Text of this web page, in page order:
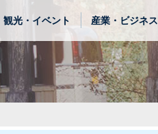
観光・イベント 産業・ビジネス